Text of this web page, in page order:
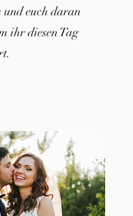
euch daran
ihr diesen Tag